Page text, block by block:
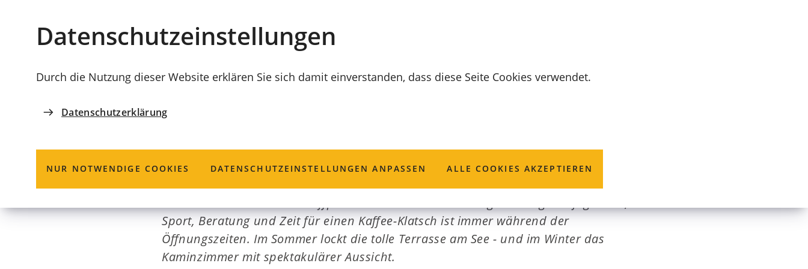
Datenschutz­einstellungen
Durch die Nutzung dieser Website erklären Sie sich damit einverstanden, dass diese Seite Cookies verwendet.
Datenschutzerklärung
NUR NOTWENDIGE COOKIES DATENSCHUTZ­EINSTELLUNGEN ANPASSEN ALLE COOKIES AKZEPTIEREN
Coburg
TREFFPUNKTE IN COBURG
Haus am See Wüstenahorn
Sport, Beratung und Zeit für einen Kaffee-Klatsch ist immer während der
Öffnungszeiten. Im Sommer lockt die tolle Terrasse am See - und im Winter das
Kaminzimmer mit spektakulärer Aussicht.